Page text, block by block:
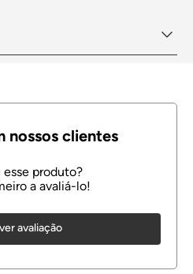
avaliação